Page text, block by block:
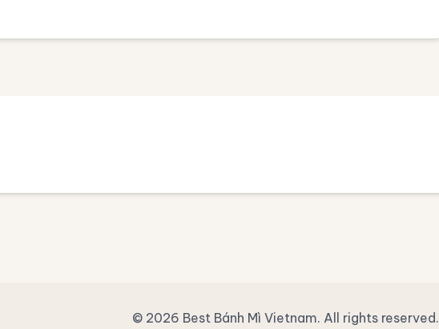
© 2026 Best Bánh Mì Vietnam. All rights reserved.